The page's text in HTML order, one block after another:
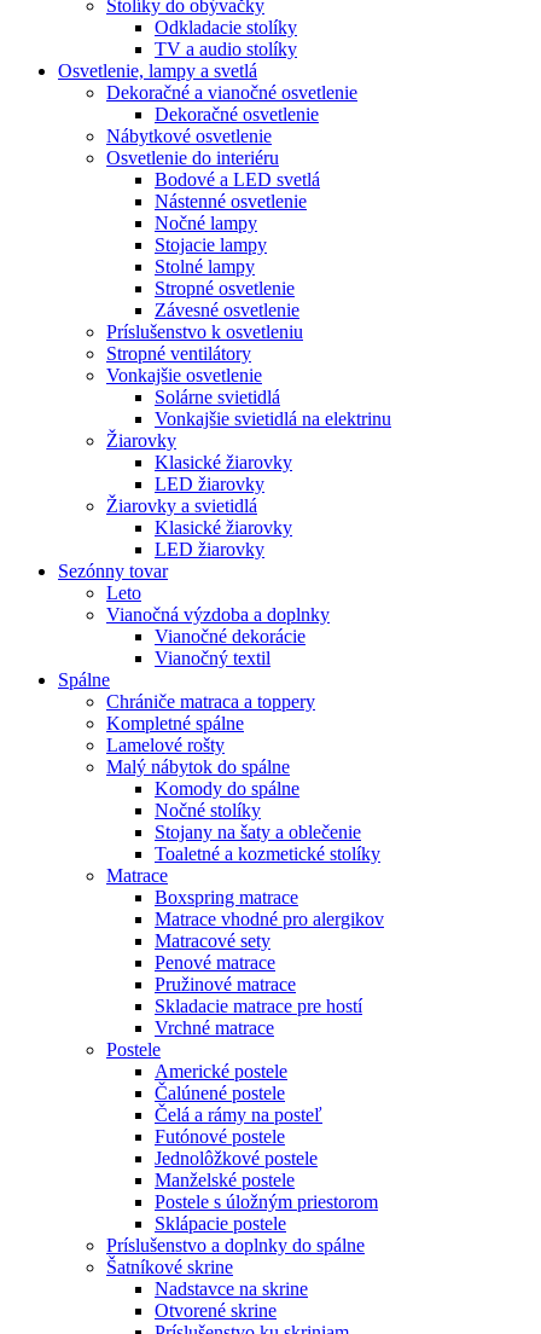
Stolíky do obývačky
Odkladacie stolíky
TV a audio stolíky
Osvetlenie, lampy a svetlá
Dekoračné a vianočné osvetlenie
Dekoračné osvetlenie
Nábytkové osvetlenie
Osvetlenie do interiéru
Bodové a LED svetlá
Nástenné osvetlenie
Nočné lampy
Stojacie lampy
Stolné lampy
Stropné osvetlenie
Závesné osvetlenie
Príslušenstvo k osvetleniu
Stropné ventilátory
Vonkajšie osvetlenie
Solárne svietidlá
Vonkajšie svietidlá na elektrinu
Žiarovky
Klasické žiarovky
LED žiarovky
Žiarovky a svietidlá
Klasické žiarovky
LED žiarovky
Sezónny tovar
Leto
Vianočná výzdoba a doplnky
Vianočné dekorácie
Vianočný textil
Spálne
Chrániče matraca a toppery
Kompletné spálne
Lamelové rošty
Malý nábytok do spálne
Komody do spálne
Nočné stolíky
Stojany na šaty a oblečenie
Toaletné a kozmetické stolíky
Matrace
Boxspring matrace
Matrace vhodné pro alergikov
Matracové sety
Penové matrace
Pružinové matrace
Skladacie matrace pre hostí
Vrchné matrace
Postele
Americké postele
Čalúnené postele
Čelá a rámy na posteľ
Futónové postele
Jednolôžkové postele
Manželské postele
Postele s úložným priestorom
Sklápacie postele
Príslušenstvo a doplnky do spálne
Šatníkové skrine
Nadstavce na skrine
Otvorené skrine